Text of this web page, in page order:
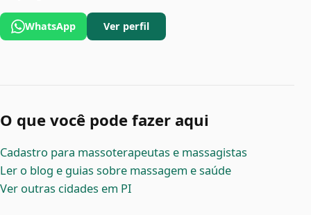
WhatsApp Ver perfil
O que você pode fazer aqui
Cadastro para massoterapeutas e massagistas
Ler o blog e guias sobre massagem e saúde
Ver outras cidades em PI